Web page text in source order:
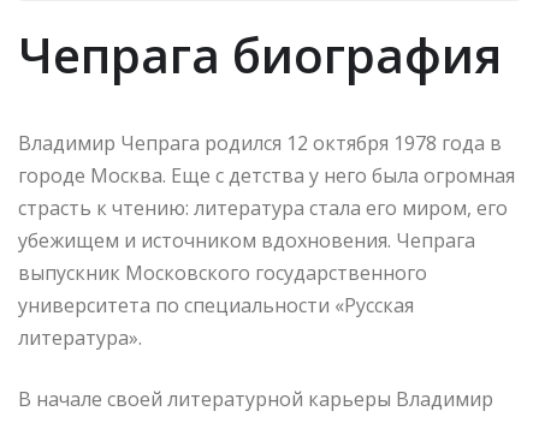
Чепрага биография
Владимир Чепрага родился 12 октября 1978 года в
городе Москва. Еще с детства у него была огромная
страсть к чтению: литература стала его миром, его
убежищем и источником вдохновения. Чепрага
выпускник Московского государственного
университета по специальности «Русская
литература».
В начале своей литературной карьеры Владимир